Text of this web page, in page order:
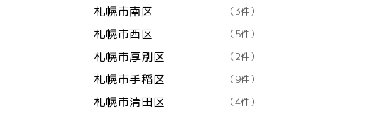
札幌市南区 （3件）
札幌市西区 （5件）
札幌市厚別区 （2件）
札幌市手稲区 （9件）
札幌市清田区 （4件）